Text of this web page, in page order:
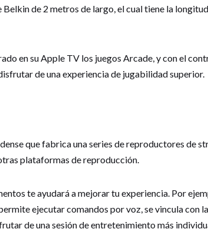
de 2 metros de largo, el cual tiene la
en su Apple TV los juegos Arcade, y con el
de una experiencia de jugabilidad superior.
que fabrica una series de reproductores de
plataformas de reproducción.
te ayudará a mejorar tu experiencia. Por
ejecutar comandos por voz, se vincula con
de una sesión de entretenimiento más